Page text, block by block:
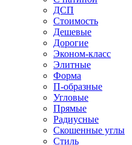
ДСП
Стоимость
Дешевые
Дорогие
Эконом-класс
Элитные
Форма
П-образные
Угловые
Прямые
Радиусные
Скошенные углы
Стиль